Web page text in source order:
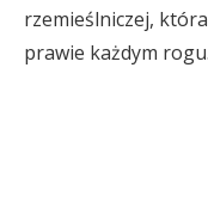
rzemieślniczej,
prawie każdym rogu.